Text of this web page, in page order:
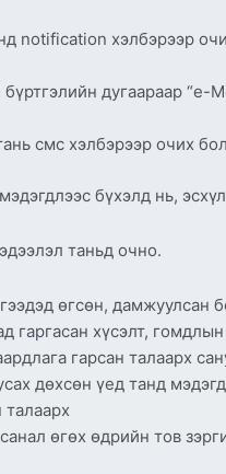
notification хэлбэрээр
дугаараар “e-
смс хэлбэрээр очих
бүхэлд нь,
таньд очно.
өгсөн, дамжуулсан
гаргасан хүсэлт,
гарсан талаарх
дөхсөн үед танд
талаарх
өгөх өдрийн тов